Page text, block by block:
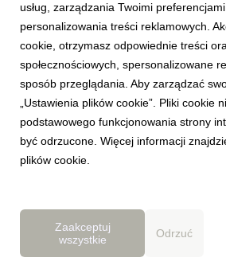
2025-12-
grafika|5,24 MB
2025-12-
usług, zarządzania Twoimi
personalizowania treści reklamowych.
cookie, otrzymasz odpowiednie treści
społecznościowych, spersonalizowane
sposób przeglądania. Aby zarządzać
„Ustawienia plików cookie”. Pliki cookie
podstawowego funkcjonowania strony
być odrzucone. Więcej informacji
plików cookie.
Zaakceptuj
wszystkie
Odrzuć